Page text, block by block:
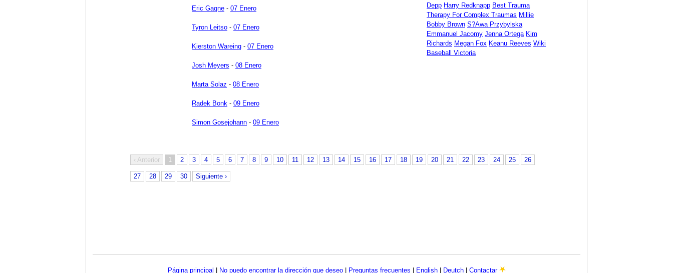
Eric Gagne - 07 Enero
Tyron Leitso - 07 Enero
Kierston Wareing - 07 Enero
Josh Meyers - 08 Enero
Marta Solaz - 08 Enero
Radek Bonk - 09 Enero
Simon Gosejohann - 09 Enero
Depp Harry Redknapp Best Trauma
Therapy For Complex Traumas Millie
Bobby Brown S?awa Przybylska
Emmanuel Jacomy Jenna Ortega Kim
Richards Megan Fox Keanu Reeves Wiki
Baseball Victoria
‹ Anterior 1 2 3 4 5 6 7 8 9 10 11 12 13 14 15 16 17 18 19 20 21 22 23 24 25 26
27 28 29 30 Siguiente ›
Página principal | No puedo encontrar la dirección que deseo| Preguntas frecuentes | English| Deutch| Contactar